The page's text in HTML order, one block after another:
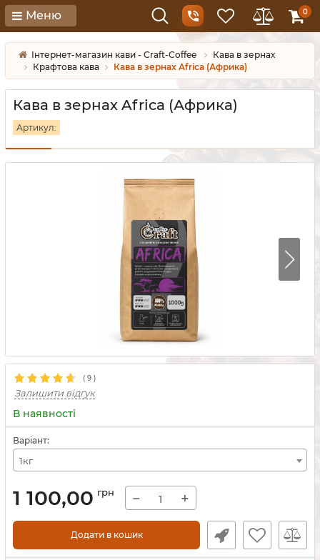
Меню 0
Інтернет-магазин кави - Craft-Coffee
Кава в зернах
Крафтова кава
Кава в зернах Africa (Африка)
Кава в зернах Africa (Африка)
Артикул:
( 9 )
Залишити відгук
В наявності
Варіант:
1кг
1 100,00 грн − +
Додати в кошик